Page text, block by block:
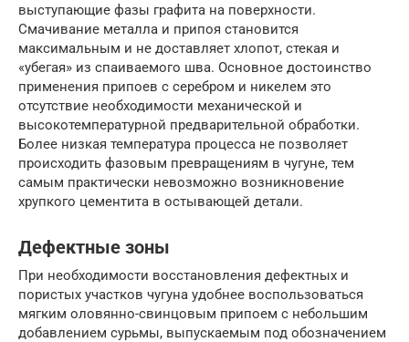
выступающие фазы графита на поверхности.
Смачивание металла и припоя становится
максимальным и не доставляет хлопот, стекая и
«убегая» из спаиваемого шва. Основное достоинство
применения припоев с серебром и никелем это
отсутствие необходимости механической и
высокотемпературной предварительной обработки.
Более низкая температура процесса не позволяет
происходить фазовым превращениям в чугуне, тем
самым практически невозможно возникновение
хрупкого цементита в остывающей детали.
Дефектные зоны
При необходимости восстановления дефектных и
пористых участков чугуна удобнее воспользоваться
мягким оловянно-свинцовым припоем с небольшим
добавлением сурьмы, выпускаемым под обозначением